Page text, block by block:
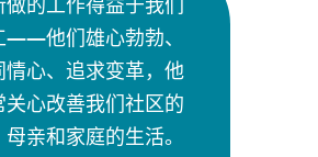
做的工作得益于我们
——他们雄心勃勃、
情心、追求变革，他
关心改善我们社区的
亲和家庭的生活。